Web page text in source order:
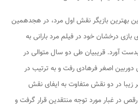
بهترین بازیگر نقش اول مرد، در هجدهمین
بازی درخشان خود در فیلم مرد بارانی به
بدست آورد. قریبیان طی دو سال متوالی در
۱۳۸۱ و ۱۳۸۲ جلوی دوربین اصغر فرهادی رفت و به ترتیب در
در دو نقش متفاوت به ایفای نقش
در غبار مورد توجه منتقدین قرار گرفت و